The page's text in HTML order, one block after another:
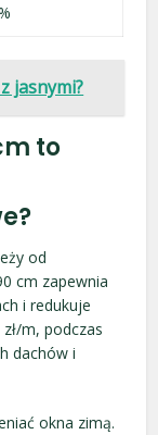
jasnymi?
to
od
cm zapewnia
i redukuje
m, podczas
dachów i
okna zimą.